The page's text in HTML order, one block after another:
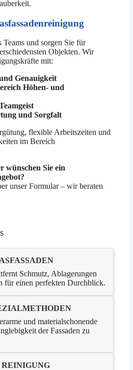
Teams und sorgen Sie für
Objekten. Wir
mit:
Genauigkeit
Höhen- und
und Sorgfalt
flexible Arbeitszeiten und
im Bereich
wünschen Sie ein
unser Formular – wir beraten
Schmutz, Ablagerungen
für einen perfekten Durchblick.
und materialschonende
der Fassaden zu